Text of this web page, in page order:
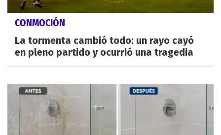
CONMOCIÓN
La tormenta cambió todo: un rayo cayó
en pleno partido y ocurrió una tragedia